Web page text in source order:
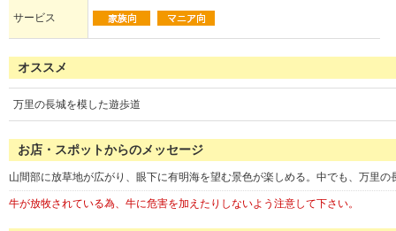
サービス
オススメ
万里の長城を模した遊歩道
お店・スポットからのメッセージ
山間部に放草地が広がり、眼下に有明海を望む景色が楽しめる。中でも、万里
牛が放牧されている為、牛に危害を加えたりしないよう注意して下さい。